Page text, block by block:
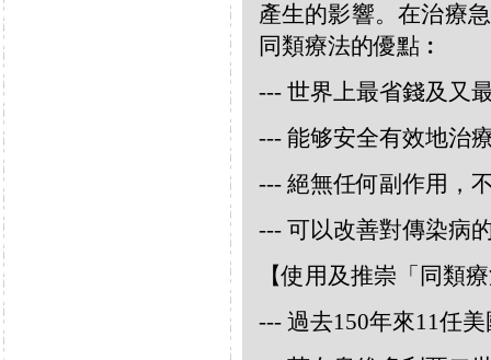
產生的影響。在治療
同類療法的優點︰
--- 世界上最省錢及又
--- 能够安全有效地治
--- 絕無任何副作用，
--- 可以改善對傳染病
【使用及推崇「同類
--- 過去150年來11任